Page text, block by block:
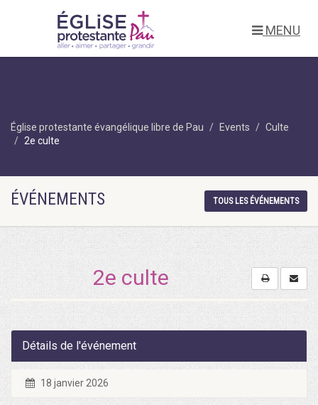
MENU
Église protestante évangélique libre de Pau Events
Culte
2e culte
ÉVÉNEMENTS TOUS LES ÉVÉNEMENTS
2e culte
Détails de l'événement
18 janvier 2026